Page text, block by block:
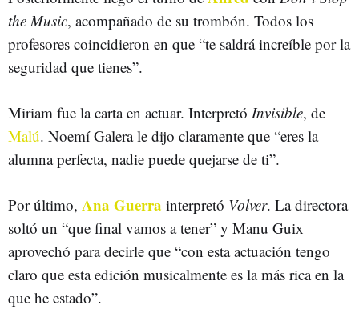
the Music, acompañado de su trombón. Todos los
profesores coincidieron en que “te saldrá increíble por la
seguridad que tienes”.
Miriam fue la carta en actuar. Interpretó Invisible, de
Malú. Noemí Galera le dijo claramente que “eres la
alumna perfecta, nadie puede quejarse de ti”.
Por último, Ana Guerra interpretó Volver. La directora
soltó un “que final vamos a tener” y Manu Guix
aprovechó para decirle que “con esta actuación tengo
claro que esta edición musicalmente es la más rica en la
que he estado”.